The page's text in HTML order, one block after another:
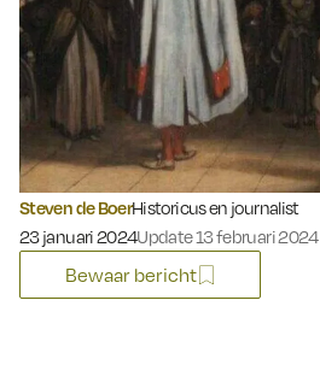
Steven de BoerHistoricus en journalist
Gepubliceerd op:
23 januari 2024Update 13 februari 2024
Bewaar bericht